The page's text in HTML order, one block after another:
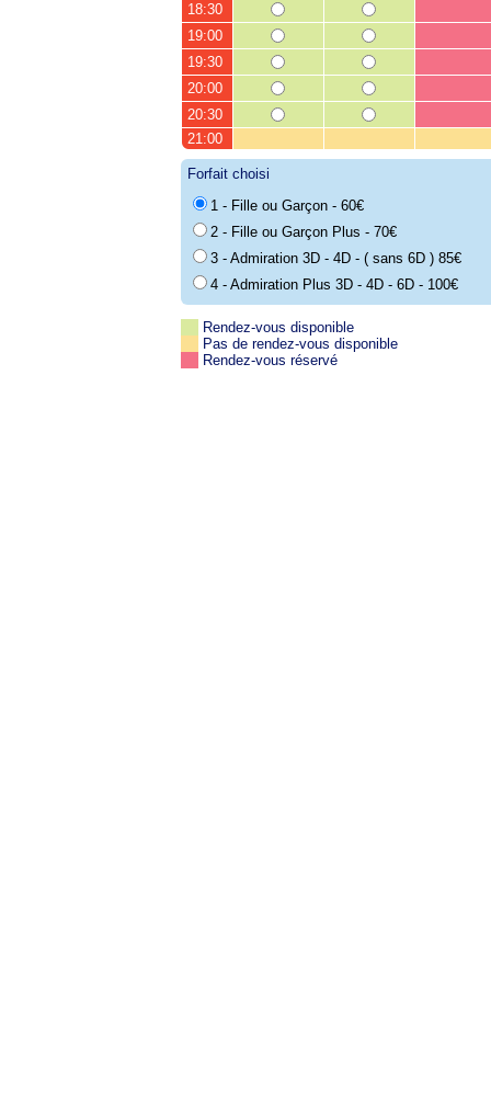
18:30
19:00
19:30
20:00
20:30
21:00
Forfait choisi
1 - Fille ou Garçon - 60€
2 - Fille ou Garçon Plus - 70€
3 - Admiration 3D - 4D - ( sans 6D ) 85€
4 - Admiration Plus 3D - 4D - 6D - 100€
Rendez-vous disponible
Pas de rendez-vous disponible
Rendez-vous réservé